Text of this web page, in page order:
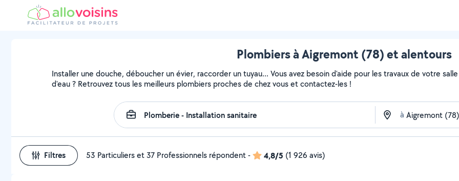
Plombiers à Aigremont (78) et alentours
Installer une douche, déboucher un évier, raccorder un tuyau... Vous avez besoin d'aide pour les travaux de votre
d'eau ? Retrouvez tous les meilleurs plombiers proches de chez vous et contactez-les !
à
Filtres 53 Particuliers et 37 Professionnels répondent- 4,8/5 (1 926 avis)